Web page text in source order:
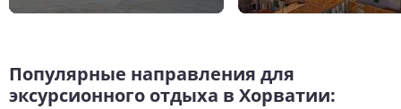
Популярные направления для
эксурсионного отдыха в Хорватии: